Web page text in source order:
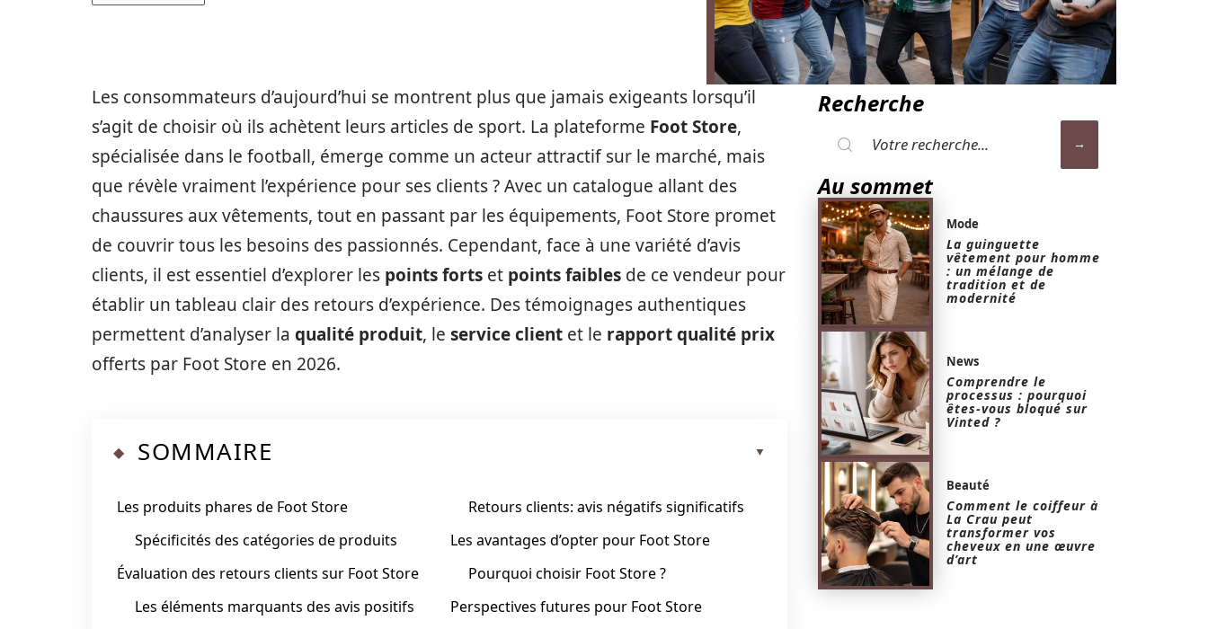
Les consommateurs d’aujourd’hui se montrent plus que jamais exigeants lorsqu’il
s’agit de choisir où ils achètent leurs articles de sport. La plateforme Foot Store,
spécialisée dans le football, émerge comme un acteur attractif sur le marché, mais
que révèle vraiment l’expérience pour ses clients ? Avec un catalogue allant des
chaussures aux vêtements, tout en passant par les équipements, Foot Store promet
de couvrir tous les besoins des passionnés. Cependant, face à une variété d’avis
clients, il est essentiel d’explorer les points forts et points faibles de ce vendeur pour
établir un tableau clair des retours d’expérience. Des témoignages authentiques
permettent d’analyser la qualité produit, le service client et le rapport qualité prix
offerts par Foot Store en 2026.
SOMMAIRE
Les produits phares de Foot Store
Spécificités des catégories de produits
Évaluation des retours clients sur Foot Store
Les éléments marquants des avis positifs
Retours clients: avis négatifs significatifs
Les avantages d’opter pour Foot Store
Pourquoi choisir Foot Store ?
Perspectives futures pour Foot Store
Recherche
Au sommet
Mode
La guinguette
vêtement pour homme
: un mélange de
tradition et de
modernité
News
Comprendre le
processus : pourquoi
êtes-vous bloqué sur
Vinted ?
Beauté
Comment le coiffeur à
La Crau peut
transformer vos
cheveux en une œuvre
d’art